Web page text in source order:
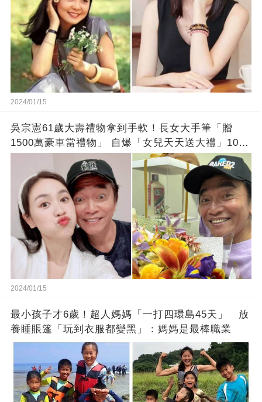
2024/01/15
吳宗憲61歲大壽禮物拿到手軟！長女大手筆「贈
1500萬豪車當禮物」 自爆「女兒天天送大禮」10年
徒弟也不甘示弱!
2024/01/15
最小孩子才6歲！超人媽媽「一打四環島45天」 放
養睡賬篷「玩到衣服都變黑」：媽媽是最棒職業